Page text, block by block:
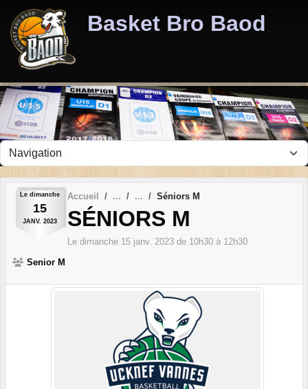
Basket Bro Baod
Le dimanche
15
JANV. 2023
Accueil Séniors M
SÉNIORS M
Le dimanche 15 janv. 2023 de 10h30 à 12h30
Senior M
Panneau de gestion des cookies